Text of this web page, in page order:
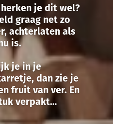
je dit wel?
graag net zo
achterlaten als
is.
je in je
dan zie je
fruit van ver. En
verpakt…